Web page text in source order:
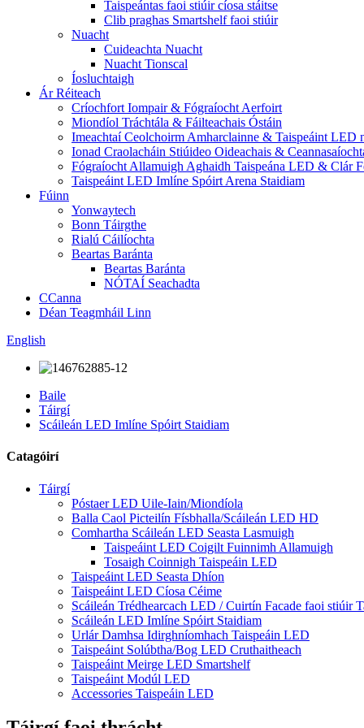
Taispeántas faoi stiúir cíosa stáitse
Clib praghas Smartshelf faoi stiúir
Nuacht
Cuideachta Nuacht
Nuacht Tionscal
Íosluchtaigh
Ár Réiteach
Críochfort Iompair & Fógraíocht Aerfoirt
Miondíol Tráchtála & Fáilteachais Óstáin
Imeachtaí Ceolchoirm Amharclainne & Taispeáint LED
Ionad Craolacháin Stiúideo Oideachais &
Fógraíocht Allamuigh Aghaidh Taispeána LED & Clár
Taispeáint LED Imlíne Spóirt Arena Staidiam
Fúinn
Yonwaytech
Bonn Táirgthe
Rialú Cáilíochta
Beartas Baránta
Beartas Baránta
NÓTAÍ Seachadta
CCanna
Déan Teagmháil Linn
English
Baile
Táirgí
Scáileán LED Imlíne Spóirt Staidiam
Catagóirí
Táirgí
Póstaer LED Uile-Iain/Miondíola
Balla Caol Picteilín Físbhalla/Scáileán LED HD
Comhartha Scáileán LED Seasta Lasmuigh
Taispeáint LED Coigilt Fuinnimh Allamuigh
Tosaigh Coinnigh Taispeáin LED
Taispeáint LED Seasta Dhíon
Taispeáint LED Cíosa Céime
Scáileán Trédhearcach LED / Cuirtín Facade faoi stiúir
Scáileán LED Imlíne Spóirt Staidiam
Urlár Damhsa Idirghníomhach Taispeáin LED
Taispeáint Solúbtha/Bog LED Cruthaitheach
Taispeáint Meirge LED Smartshelf
Taispeáint Modúl LED
Accessories Taispeáin LED